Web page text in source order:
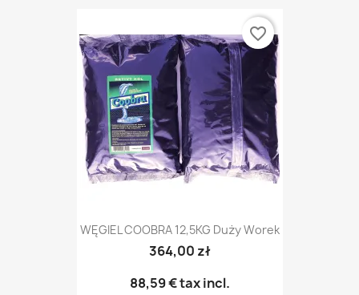
WĘGIEL COOBRA 12,5KG Duży Worek
364,00 zł
88,59 €tax incl.
favorite_border